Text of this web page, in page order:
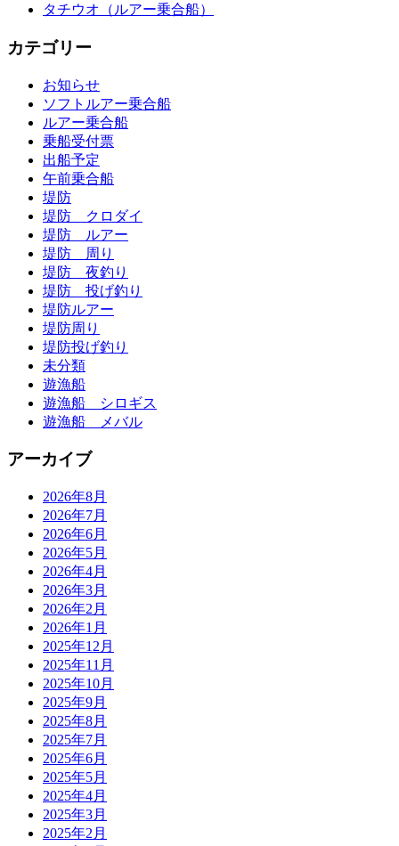
タチウオ（ルアー乗合船）
カテゴリー
お知らせ
ソフトルアー乗合船
ルアー乗合船
乗船受付票
出船予定
午前乗合船
堤防
堤防 クロダイ
堤防 ルアー
堤防 周り
堤防 夜釣り
堤防 投げ釣り
堤防ルアー
堤防周り
堤防投げ釣り
未分類
遊漁船
遊漁船 シロギス
遊漁船 メバル
アーカイブ
2026年8月
2026年7月
2026年6月
2026年5月
2026年4月
2026年3月
2026年2月
2026年1月
2025年12月
2025年11月
2025年10月
2025年9月
2025年8月
2025年7月
2025年6月
2025年5月
2025年4月
2025年3月
2025年2月